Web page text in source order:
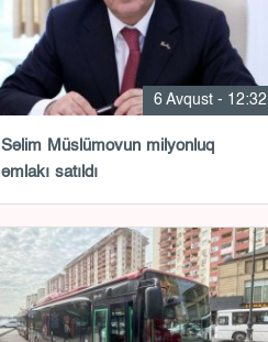
6 Avqust - 12:32
Səlim Müslümovun milyonluq
əmlakı satıldı